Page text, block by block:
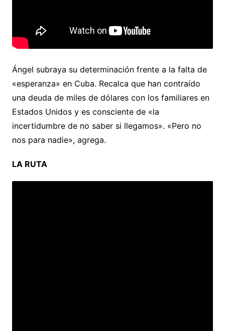
Ángel subraya su determinación frente a la falta de
«esperanza» en Cuba. Recalca que han contraído
una deuda de miles de dólares con los familiares en
Estados Unidos y es consciente de «la
incertidumbre de no saber si llegamos». «Pero no
nos para nadie», agrega.
LA RUTA